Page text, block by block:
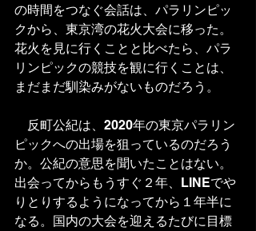
の時間をつなぐ会話は、パラリンピッ
クから、東京湾の花火大会に移った。
花火を見に行くことと比べたら、パラ
リンピックの競技を観に行くことは、
まだまだ馴染みがないものだろう。
反町公紀は、2020年の東京パラリン
ピックへの出場を狙っているのだろう
か。公紀の意思を聞いたことはない。
出会ってからもうすぐ２年、LINEでや
りとりするようになってから１年半に
なる。国内の大会を迎えるたびに目標